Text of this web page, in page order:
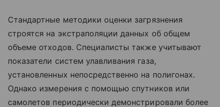
Стандартные методики оценки загрязнения
строятся на экстраполяции данных об общем
объеме отходов. Специалисты также учитывают
показатели систем улавливания газа,
установленных непосредственно на полигонах.
Однако измерения с помощью спутников или
самолетов периодически демонстрировали более